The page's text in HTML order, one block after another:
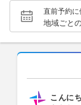
直前予約に
地域ごと
こんに